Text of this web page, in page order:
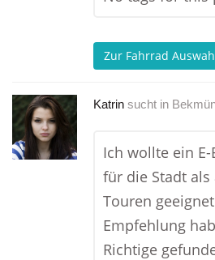
Zur Fahrrad
Katrin sucht in
Ich wollte ein
für die Stadt
Touren
Empfehlung
Richtige